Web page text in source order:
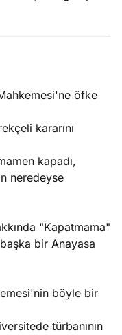
öfke
kararını
kapadı,
neredeyse
"Kapatmama"
bir Anayasa
böyle bir
türbanının